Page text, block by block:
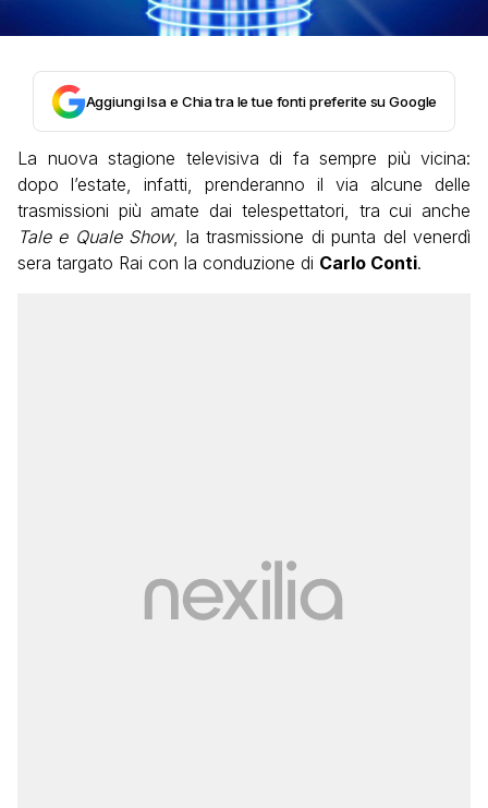
Aggiungi Isa e Chia tra le tue fonti preferite su Google
La nuova stagione televisiva di fa sempre più vicina:
dopo l’estate, infatti, prenderanno il via alcune delle
trasmissioni più amate dai telespettatori, tra cui anche
Tale e Quale Show, la trasmissione di punta del venerdì
sera targato Rai con la conduzione di Carlo Conti.